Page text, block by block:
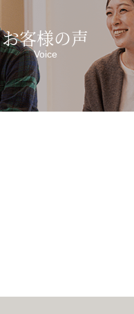
お客様の声
Voice